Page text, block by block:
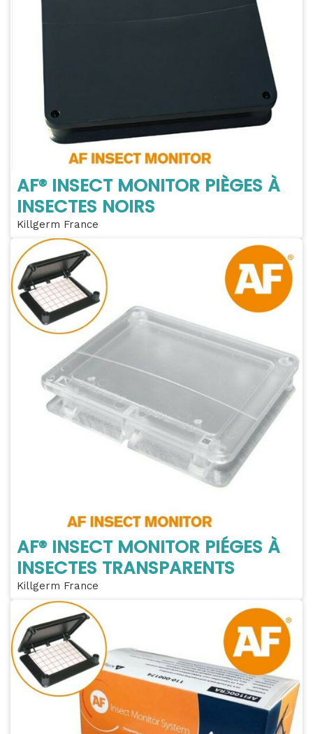
AF® INSECT MONITOR PIÈGES À
INSECTES NOIRS
Killgerm France
AF® INSECT MONITOR PIÉGES À
INSECTES TRANSPARENTS
Killgerm France